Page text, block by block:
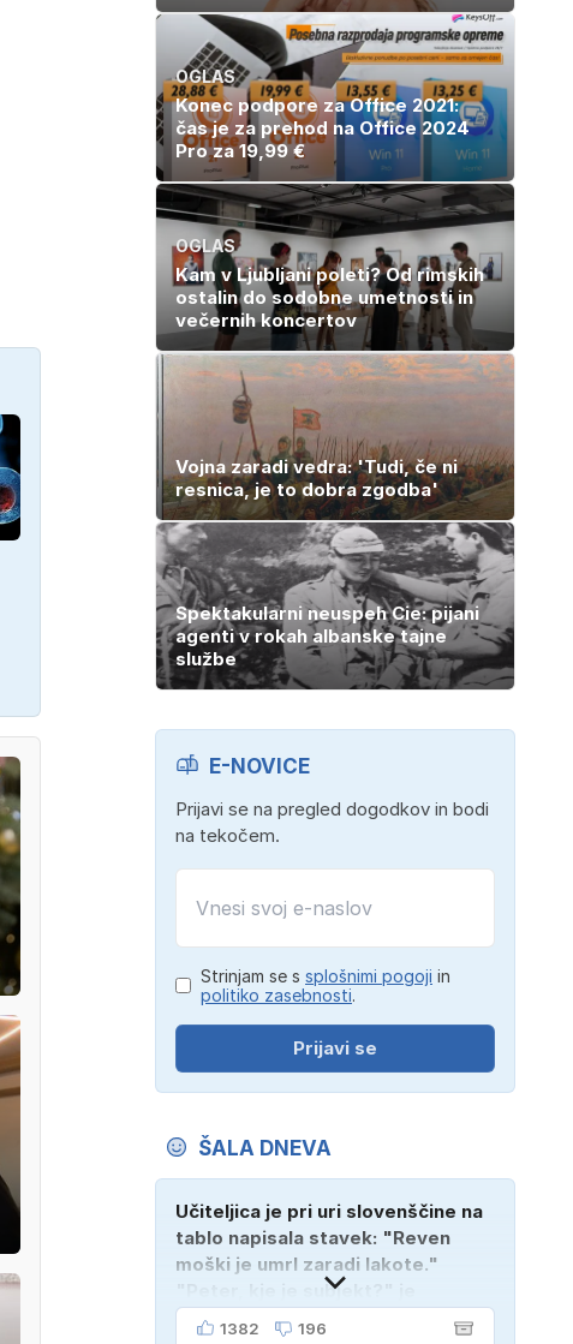
OGLAS
Konec podpore za Office 2021:
čas je za prehod na Office 2024
Pro za 19,99 €
OGLAS
Kam v Ljubljani poleti? Od rimskih
ostalin do sodobne umetnosti in
večernih koncertov
Vojna zaradi vedra: 'Tudi, če ni
resnica, je to dobra zgodba'
Spektakularni neuspeh Cie: pijani
agenti v rokah albanske tajne
službe
E-NOVICE
Prijavi se na pregled dogodkov in bodi
na tekočem.
Strinjam se s splošnimi pogoji in
politiko zasebnosti.
Prijavi se
ŠALA DNEVA
Učiteljica je pri uri slovenščine na
tablo napisala stavek: "Reven
moški je umrl zaradi lakote."
"Peter, kje je subjekt?" je
vprašala. "Verjetno na
1382 196